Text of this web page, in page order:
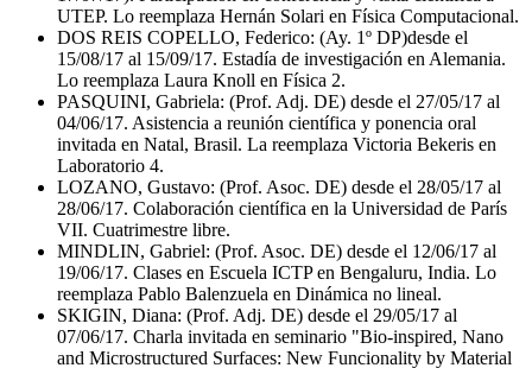
UTEP. Lo reemplaza Hernán Solari en Física Computacional.
DOS REIS COPELLO, Federico: (Ay. 1º DP)desde el
15/08/17 al 15/09/17. Estadía de investigación en Alemania.
Lo reemplaza Laura Knoll en Física 2.
PASQUINI, Gabriela: (Prof. Adj. DE) desde el 27/05/17 al
04/06/17. Asistencia a reunión científica y ponencia oral
invitada en Natal, Brasil. La reemplaza Victoria Bekeris en
Laboratorio 4.
LOZANO, Gustavo: (Prof. Asoc. DE) desde el 28/05/17 al
28/06/17. Colaboración científica en la Universidad de París
VII. Cuatrimestre libre.
MINDLIN, Gabriel: (Prof. Asoc. DE) desde el 12/06/17 al
19/06/17. Clases en Escuela ICTP en Bengaluru, India. Lo
reemplaza Pablo Balenzuela en Dinámica no lineal.
SKIGIN, Diana: (Prof. Adj. DE) desde el 29/05/17 al
07/06/17. Charla invitada en seminario "Bio-inspired, Nano
and Microstructured Surfaces: New Funcionality by Material